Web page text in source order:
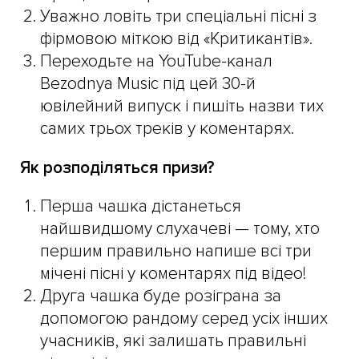
Уважно ловіть три спеціальні пісні з
фірмовою міткою від «Критикантів».
Переходьте на YouTube-канал
Bezodnya Music під цей 30-й
ювілейний випуск і пишіть назви тих
самих трьох треків у коментарях.
Як розподіляться призи?
Перша чашка дістанеться
найшвидшому слухачеві — тому, хто
першим правильно напише всі три
мічені пісні у коментарях під відео!
Друга чашка буде розіграна за
допомогою рандому серед усіх інших
учасників, які залишать правильні